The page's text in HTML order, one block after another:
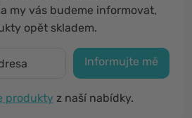
my vás budeme informovat,
opět skladem.
Informujte mě
produkty z naší nabídky.